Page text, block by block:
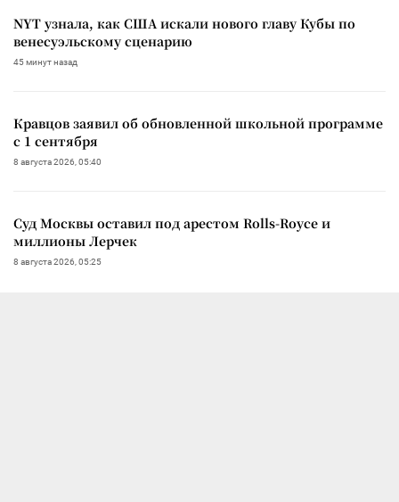
NYT узнала, как США искали нового главу Кубы по
венесуэльскому сценарию
45 минут назад
Кравцов заявил об обновленной школьной программе
с 1 сентября
8 августа 2026, 05:40
Суд Москвы оставил под арестом Rolls-Royce и
миллионы Лерчек
8 августа 2026, 05:25